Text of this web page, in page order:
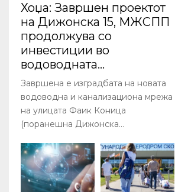
Хоџа: Завршен проектот
на Дижонска 15, МЖСПП
продолжува со
инвестиции во
водоводната...
Завршена е изградбата на новата
водоводна и канализациона мрежа
на улицата Фаик Коница
(поранешна Дижонска...